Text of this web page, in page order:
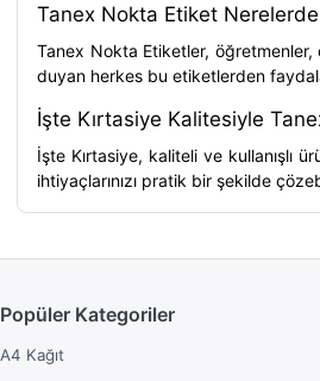
Tanex Nokta Etiket Nerelerde
Tanex Nokta Etiketler, öğretmenler,
duyan herkes bu etiketlerden
İşte Kırtasiye Kalitesiyle
İşte Kırtasiye, kaliteli ve kullanışlı
ihtiyaçlarınızı pratik bir şekilde
Popüler Kategoriler
A4 Kağıt